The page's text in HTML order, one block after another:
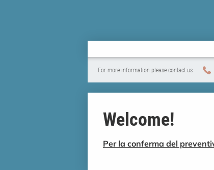
For more information please contact us
Welcome!
Per la conferma del